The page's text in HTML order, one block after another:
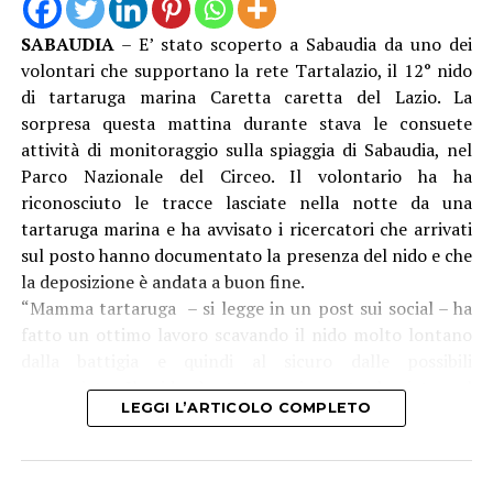
L’approvazione del progetto esecutivo e l’avvio delle
procedure per l’affidamento dei lavori rappresentano
un passo concreto verso interventi attesi e necessari. La
collaborazione con il Comune di Sabaudia, con Latina
ente capofila, ci consente di affrontare il fenomeno
dell’erosione con una visione più ampia e coordinata.
Particolare attenzione è rivolta a Rio Martino, ma anche
a Foce Verde, aree di grande valore ambientale e
strategico per il nostro litorale, sulle quali intendiamo
continuare a investire per garantirne la tutela e la piena
valorizzazione”.
“Con la pubblicazione della determina a contrarre
Dopo la fase di progettazione e l’ottenimento delle
risorse, oggi entriamo nella fase che porterà
SABAUDIA– E’ stato scoperto a Sabaudia da uno dei
volontari che supportano la rete Tartalazio, il 12° nido
di tartaruga marina Caretta caretta del Lazio. La
sorpresa questa mattina durante stava le consuete
attività di monitoraggio sulla spiaggia di Sabaudia, nel
Parco Nazionale del Circeo. Il volontario ha ha
riconosciuto le tracce lasciate nella notte da una
tartaruga marina e ha avvisato i ricercatori che arrivati
sul posto hanno documentato la presenza del nido e che
la deposizione è andata a buon fine.
“Mamma tartaruga – si legge in un post sui social – ha
fatto un ottimo lavoro scavando il nido molto lontano
mareggiate. Il nido è stato ovviamente lasciato sul
posto. La schiusa è prevista per fine settembre”.
Parco Nazionale del Circeo: “Conferma la notevole
LEGGI L’ARTICOLO COMPLETO